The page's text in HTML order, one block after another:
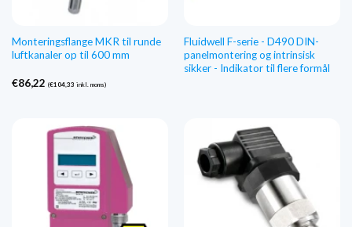
Monteringsflange MKR til runde
luftkanaler op til 600 mm
€86,22 (€104,33 inkl. moms)
Fluidwell F-serie - D490 DIN-
panelmontering og intrinsisk
sikker - Indikator til flere formål